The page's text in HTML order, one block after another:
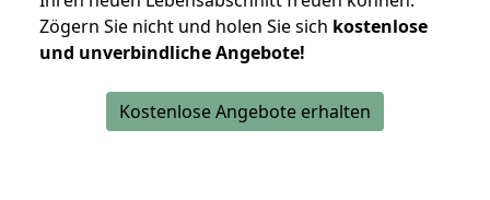
Zögern Sie nicht und holen Sie sich kostenlose
und unverbindliche Angebote!
Kostenlose Angebote erhalten